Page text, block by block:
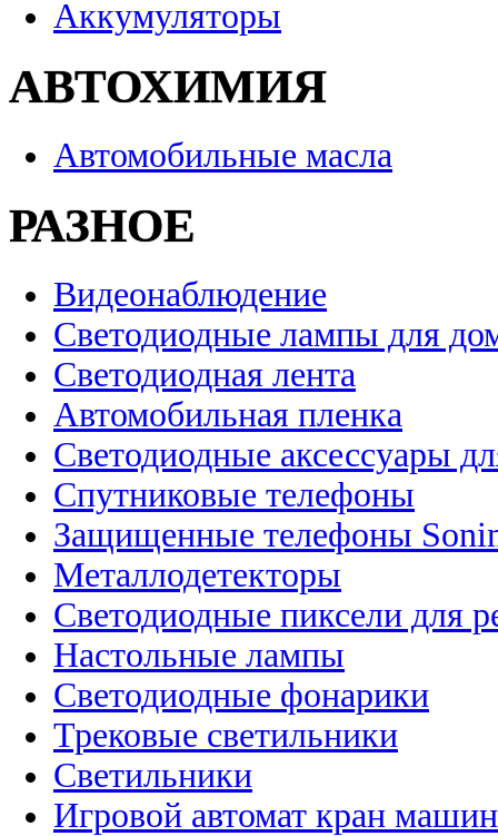
Аккумуляторы
АВТОХИМИЯ
Автомобильные масла
РАЗНОЕ
Видеонаблюдение
Светодиодные лампы для
Светодиодная лента
Автомобильная пленка
Светодиодные аксессуары
Спутниковые телефоны
Защищенные телефоны
Металлодетекторы
Светодиодные пиксели для
Настольные лампы
Светодиодные фонарики
Трековые светильники
Светильники
Игровой автомат кран